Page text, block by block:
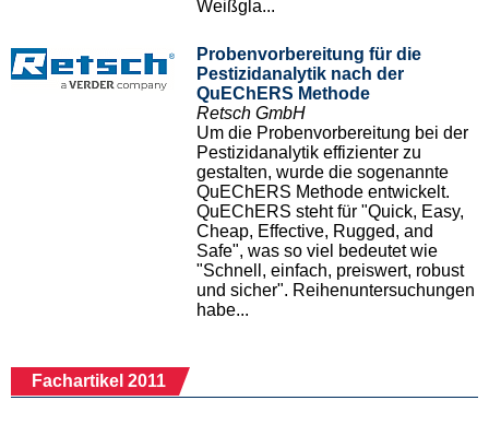
Weißgla...
Probenvorbereitung für die
Pestizidanalytik nach der
QuEChERS Methode
Retsch GmbH
Um die Probenvorbereitung bei der
Pestizidanalytik effizienter zu
gestalten, wurde die sogenannte
QuEChERS Methode entwickelt.
QuEChERS steht für "Quick, Easy,
Cheap, Effective, Rugged, and
Safe", was so viel bedeutet wie
"Schnell, einfach, preiswert, robust
und sicher". Reihenuntersuchungen
habe...
Fachartikel 2011